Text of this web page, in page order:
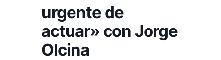
urgente de
actuar» con Jorge
Olcina